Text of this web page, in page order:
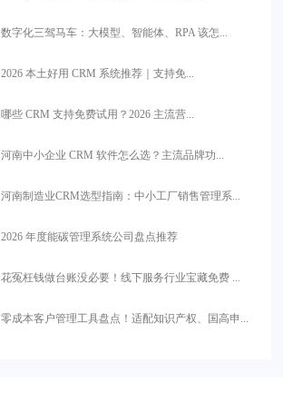
数字化三驾马车：大模型、智能体、RPA 该怎...
2026 本土好用 CRM 系统推荐｜支持免...
哪些 CRM 支持免费试用？2026 主流营...
河南中小企业 CRM 软件怎么选？主流品牌功...
河南制造业CRM选型指南：中小工厂销售管理系...
2026 年度能碳管理系统公司盘点推荐
花冤枉钱做台账没必要！线下服务行业宝藏免费 ...
零成本客户管理工具盘点！适配知识产权、国高申...